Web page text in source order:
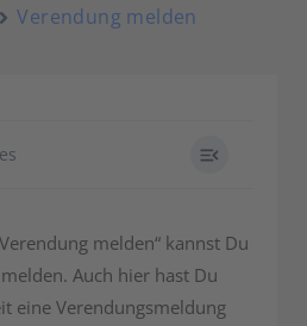
Verendung melden
melden“ kannst Du
Auch hier hast Du
eine Verendungsmeldung